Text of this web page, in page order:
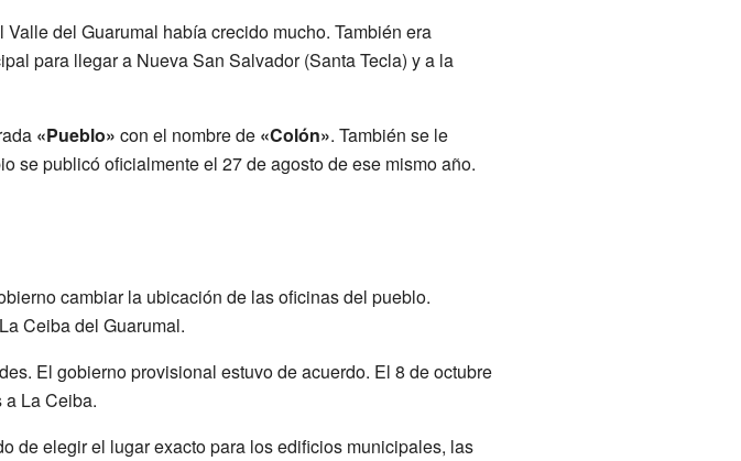
del Guarumal había crecido mucho. También era
para llegar a Nueva San Salvador (Santa Tecla) y a la
«Pueblo» con el nombre de «Colón». También se le
se publicó oficialmente el 27 de agosto de ese mismo año.
cambiar la ubicación de las oficinas del pueblo.
Ceiba del Guarumal.
El gobierno provisional estuvo de acuerdo. El 8 de octubre
La Ceiba.
de elegir el lugar exacto para los edificios municipales, las